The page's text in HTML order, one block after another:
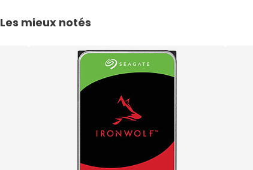
Les mieux notés